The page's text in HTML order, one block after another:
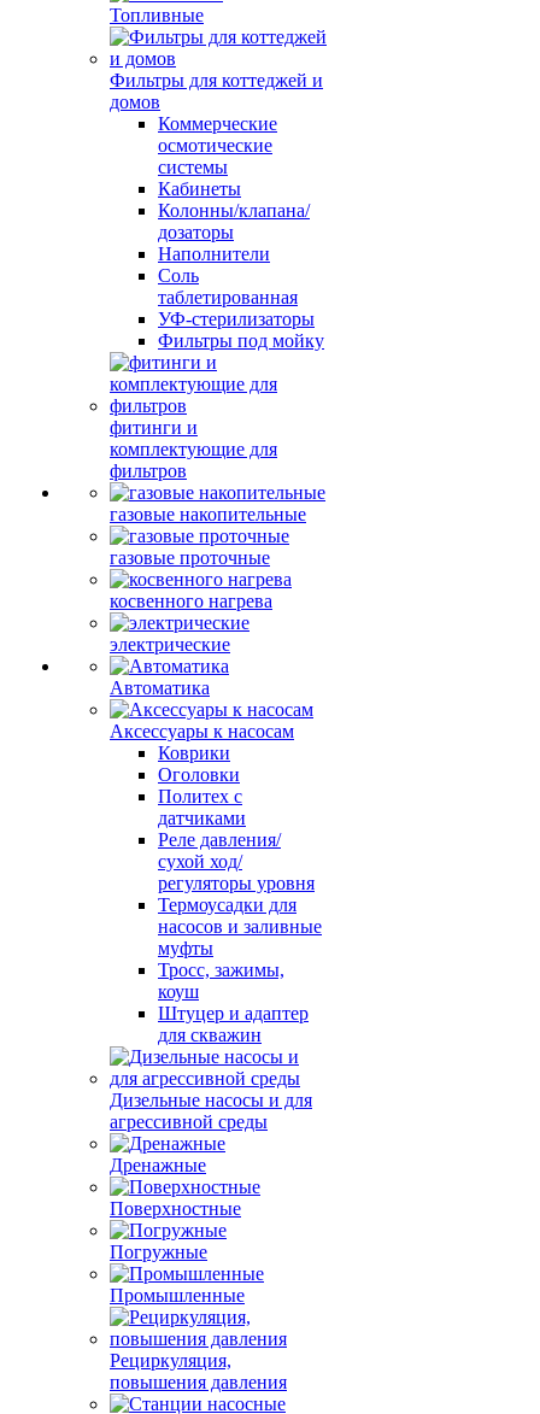
Топливные
Фильтры для коттеджей и
домов
Коммерческие
осмотические
системы
Кабинеты
Колонны/клапана/
дозаторы
Наполнители
Соль
таблетированная
УФ-стерилизаторы
Фильтры под мойку
фитинги и
комплектующие для
фильтров
газовые накопительные
газовые проточные
косвенного нагрева
электрические
Автоматика
Аксессуары к насосам
Коврики
Оголовки
Политех с
датчиками
Реле давления/
сухой ход/
регуляторы уровня
Термоусадки для
насосов и заливные
муфты
Тросс, зажимы,
коуш
Штуцер и адаптер
для скважин
Дизельные насосы и для
агрессивной среды
Дренажные
Поверхностные
Погружные
Промышленные
Рециркуляция,
повышения давления